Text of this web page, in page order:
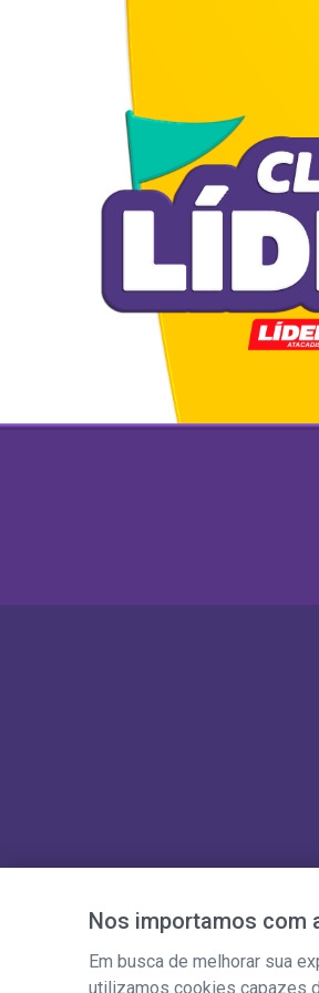
Nos importamos com
Em busca de melhorar sua
utilizamos cookies capazes